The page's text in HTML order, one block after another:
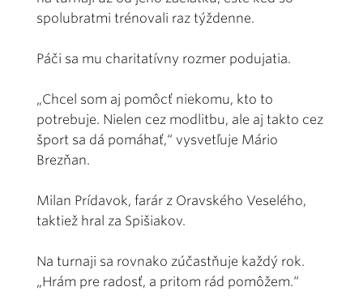
spolubratmi trénovali raz týždenne.
Páči sa mu charitatívny rozmer podujatia.
„Chcel som aj pomôcť niekomu, kto to
potrebuje. Nielen cez modlitbu, ale aj takto cez
šport sa dá pomáhať,“ vysvetľuje Mário
Brezňan.
Milan Prídavok, farár z Oravského Veselého,
taktiež hral za Spišiakov.
Na turnaji sa rovnako zúčastňuje každý rok.
„Hrám pre radosť, a pritom rád pomôžem.“